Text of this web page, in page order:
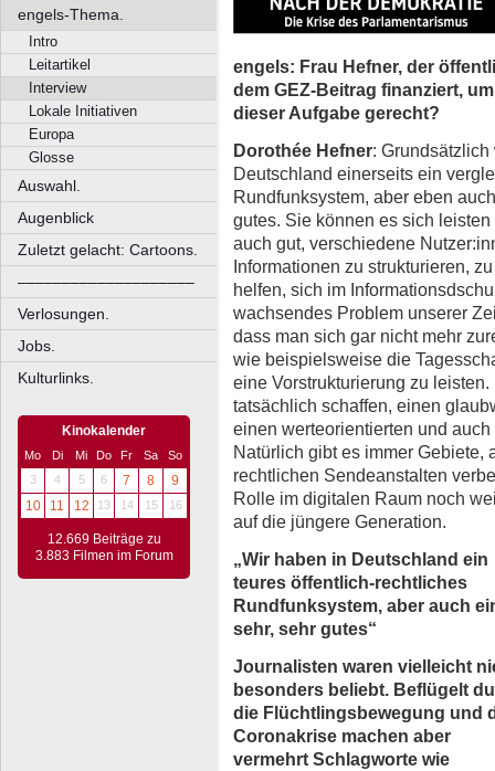
engels-Thema.
Intro
Leitartikel
Interview
Lokale Initiativen
Europa
Glosse
Auswahl.
Augenblick
Zuletzt gelacht: Cartoons.
––––––––––––––––––––
Verlosungen.
Jobs.
Kulturlinks.
Kinokalender
Mo Di Mi Do Fr Sa
So
3
4 5 6 7 8
9
10
11 12 13 14 15 16
12.669 Beiträge zu
3.883 Filmen im Forum
engels: Frau Hefner, der
dem GEZ-Beitrag finanziert,
dieser Aufgabe gerecht?
Dorothée Hefner:
Deutschland einerseits ein
Rundfunksystem, aber eben
gutes. Sie können es sich
auch gut, verschiedene
Informationen zu strukturieren,
helfen, sich im
wachsendes Problem unserer
dass man sich gar nicht mehr
wie beispielsweise die
eine Vorstrukturierung zu
tatsächlich schaffen, einen
einen werteorientierten und
Natürlich gibt es immer Gebiete,
rechtlichen Sendeanstalten
Rolle im digitalen Raum noch
auf die jüngere Generation.
„Wir haben in Deutschland ein
teures öffentlich-rechtliches
Rundfunksystem, aber auch
sehr, sehr gutes“
Journalisten waren vielleicht
besonders beliebt. Beflügelt
die Flüchtlingsbewegung und
Coronakrise machen aber
vermehrt Schlagworte wie